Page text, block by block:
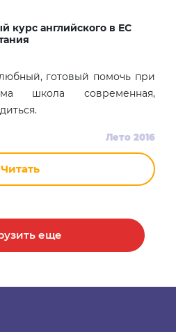
курс английского в EC
готовый помочь при
школа современная,
Лето 2016
Читать
еще